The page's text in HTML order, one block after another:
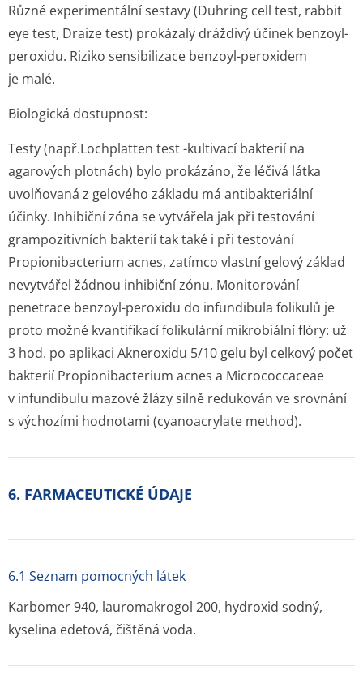
Různé experimentální sestavy (Duhring cell test, rabbit
eye test, Draize test) prokázaly dráždivý účinek benzoyl-
peroxidu. Riziko sensibilizace benzoyl-peroxidem
je malé.
Biologická dostupnost:
Testy (např.Lochplatten test -kultivací bakterií na
agarových plotnách) bylo prokázáno, že léčivá látka
uvolňovaná z gelového základu má antibakteriální
účinky. Inhibiční zóna se vytvářela jak při testování
grampozitivních bakterií tak také i při testování
Propionibacterium acnes, zatímco vlastní gelový základ
nevytvářel žádnou inhibiční zónu. Monitorování
penetrace benzoyl-peroxidu do infundibula folikulů je
proto možné kvantifikací folikulární mikrobiální flóry: už
3 hod. po aplikaci Akneroxidu 5/10 gelu byl celkový počet
bakterií Propionibacterium acnes a Micrococcaceae
v infundibulu mazové žlázy silně redukován ve srovnání
s výchozími hodnotami (cyanoacrylate method).
6. FARMACEUTICKÉ ÚDAJE
6.1 Seznam pomocných látek
Karbomer 940, lauromakrogol 200, hydroxid sodný,
kyselina edetová, čištěná voda.